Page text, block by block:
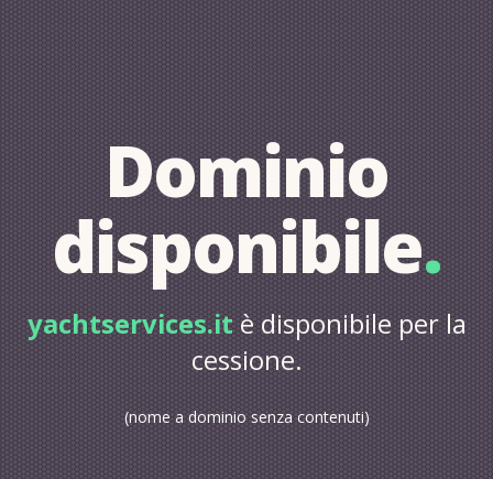
Dominio
disponibile.
yachtservices.itè disponibile per la
cessione.
(nome a dominio senza contenuti)